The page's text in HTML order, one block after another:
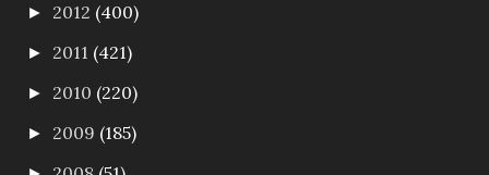
► 2012 (400)
► 2011 (421)
► 2010 (220)
► 2009 (185)